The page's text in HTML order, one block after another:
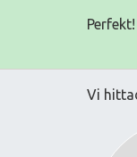
Vi